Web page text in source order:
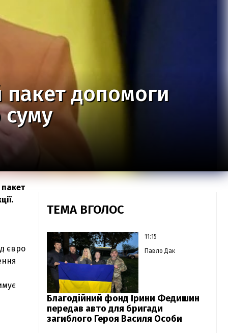
допомоги
суму
євро
ТЕМА ВГОЛОС
11:15
Павло Дак
Благодійний фонд Ірини Федишин
передав авто для бригади
загиблого Героя Василя Особи